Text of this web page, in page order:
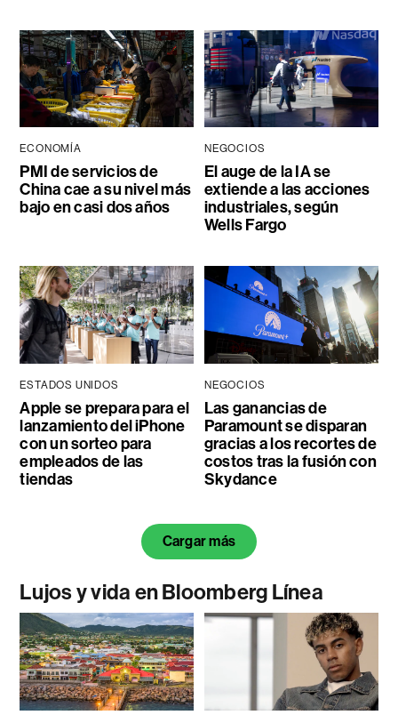
ECONOMÍA
PMI de servicios de
China cae a su nivel más
bajo en casi dos años
NEGOCIOS
El auge de la IA se
extiende a las acciones
industriales, según
Wells Fargo
ESTADOS UNIDOS
Apple se prepara para el
lanzamiento del iPhone
con un sorteo para
empleados de las
tiendas
NEGOCIOS
Las ganancias de
Paramount se disparan
gracias a los recortes de
costos tras la fusión con
Skydance
Cargar más
Lujos y vida en Bloomberg Línea